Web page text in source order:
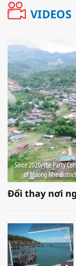
VIDEOS
Đổi thay nơi